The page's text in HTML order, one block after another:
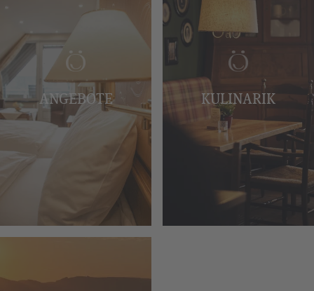
ANGEBOTE KULINARIK